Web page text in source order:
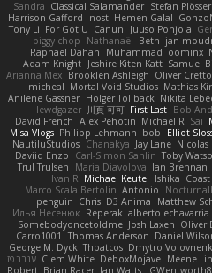
Sandra Classical Salamander Stefan Plösser
Harrison Gafford
nost Hemen Galal
Tony Li For Got U Canun Juuso Pohjola
piggy chop
Nathanaël Beth jan
Raphael Dahan
Muhammad oominx
Adam Knight Jeshire Kiten Katt Samuel
Arianna Mex Brooklen Ashleigh Oliver
micheal Mortal Void Studios Mathias
Anilene Gassner Holger Tollbäck Nikita
lewdgazer 川頁 可可 First Last Bob
David French Alex Pehotin Michael R Sai
Misa Vlogs Philipp Lehmann bob Elliot
NautiluStudios Chanakya Jay Lane Nicolas
Daviid Enzo
Carl-Simon Sahlin Toby
Trul Trulsen
Maria Diavolova Ian Brennan
Ivan R Michael Keutel Ishika
Marco Scala Bertolin Antonio
penguin Chris D3 Anima Matthew
Илья Несенюк Reperak alberto echavarria
Somebodyoncetoldme Josh Laxen Oliver
Carro1001
Thomas Anderson Daniel
George M. Dyck Thbatcos Dmytro
ענבר פז Clem White DeboxMojave Meene
Robert Brian Racer Ian Watts